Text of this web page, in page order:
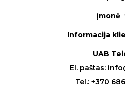
Įmonė
Informacija
UAB
El. paštas:
Tel.: +370